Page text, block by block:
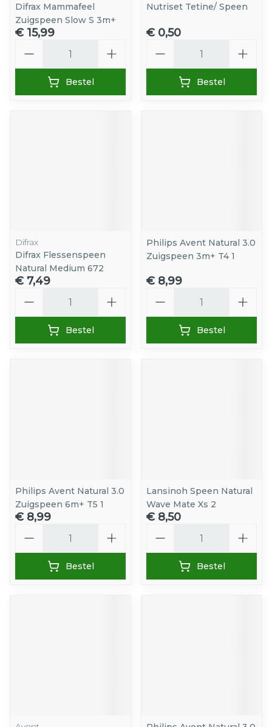
Difrax Mammafeel
Zuigspeen Slow S 3m+
€ 15,99
Bestel
Nutriset Tetine/ Speen
€ 0,50
Bestel
Difrax
Difrax Flessenspeen
Natural Medium 672
€ 7,49
Bestel
Philips Avent Natural 3.0
Zuigspeen 3m+ T4 1
€ 8,99
Bestel
Philips Avent Natural 3.0
Zuigspeen 6m+ T5 1
€ 8,99
Bestel
Lansinoh Speen Natural
Wave Mate Xs 2
€ 8,50
Bestel